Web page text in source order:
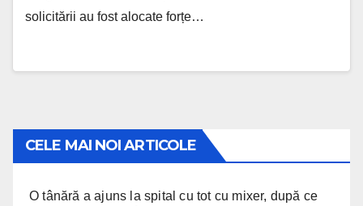
solicitării au fost alocate forțe…
CELE MAI NOI ARTICOLE
O tânără a ajuns la spital cu tot cu mixer, după ce